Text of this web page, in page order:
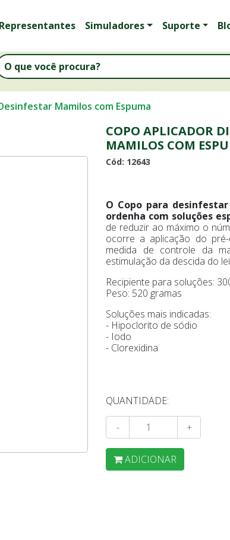
Representantes Simuladores Suporte
Mamilos com Espuma
COPO APLICADOR
MAMILOS COM
Cód: 12643
O Copo para
ordenha com soluções
de reduzir ao máximo o
ocorre a aplicação do
medida de controle da
estimulação da descida do
Recipiente para soluções:
Peso: 520 gramas
Soluções mais indicadas:
- Hipoclorito de sódio
- Iodo
- Clorexidina
QUANTIDADE:
- +
ADICIONAR